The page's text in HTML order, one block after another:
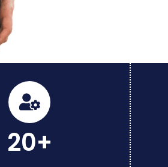
20+